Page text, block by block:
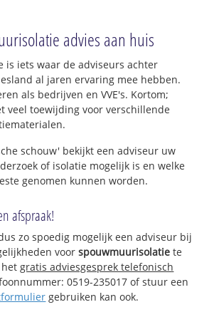
advies aan huis
is iets waar de adviseurs achter
al jaren ervaring mee hebben.
als bedrijven en VVE's. Kortom;
veel toewijding voor verschillende
schouw' bekijkt een adviseur uw
of isolatie mogelijk is en welke
genomen kunnen worden.
afspraak!
zo spoedig mogelijk een adviseur bij
voorspouwmuurisolatie te
hetgratis adviesgesprek telefonisch
0519-235017 of stuur een
gebruiken kan ook.